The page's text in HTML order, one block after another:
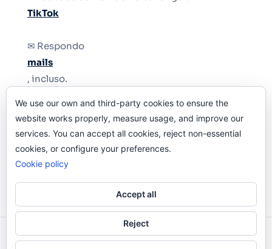
TikTok
✉ Respondo
mails
, incluso.
Y si una persona no puede tener teléfono, que
le quiten el teléfono.
Odi O'Malley © 2016-2025. Todos Los Derechos
We use our own and third-party cookies to ensure the
website works properly, measure usage, and improve our
services. You can accept all cookies, reject non-essential
cookies, or configure your preferences.
Cookie policy
Accept all
Reject